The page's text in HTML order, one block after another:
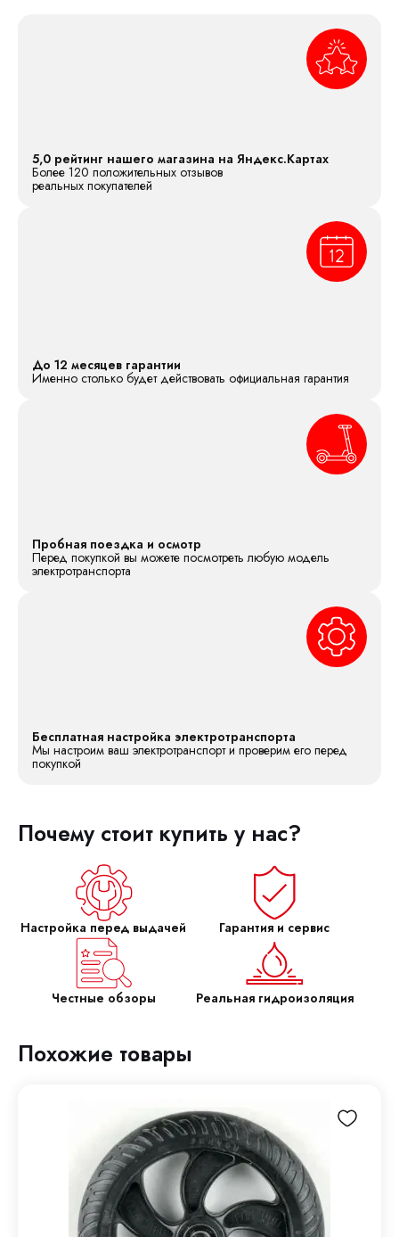
5,0 рейтинг нашего магазина на Яндекс.Картах
Более 120 положительных отзывов
реальных покупателей
До 12 месяцев гарантии
Именно столько будет действовать официальная гарантия
Пробная поездка и осмотр
Перед покупкой вы можете посмотреть любую модель
электротранспорта
Бесплатная настройка электротранспорта
Мы настроим ваш электротранспорт и проверим его перед
покупкой
Почему стоит купить у нас?
Настройка перед выдачей Гарантия и сервис
Честные обзоры Реальная гидроизоляция
Похожие товары